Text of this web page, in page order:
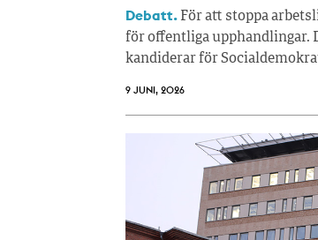
Debatt. För att stoppa
för offentliga upphandlingar.
kandiderar för
9 JUNI, 2026